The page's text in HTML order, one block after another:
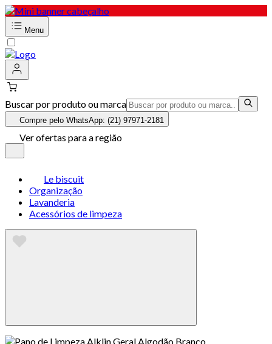
Menu
Buscar por produto ou marca
Compre pelo WhatsApp: (21) 97971-2181
Ver ofertas para a região
Le biscuit
Organização
Lavanderia
Acessórios de limpeza